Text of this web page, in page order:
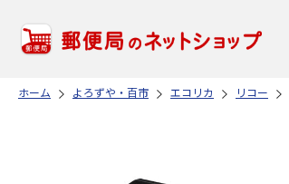
ホーム よろずや・百市 エコリカ リコー